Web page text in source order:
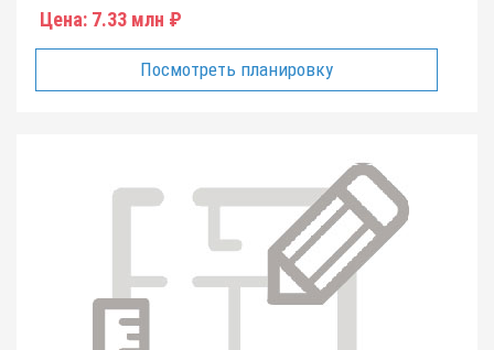
Цена: 7.33 млн ₽
Посмотреть планировку